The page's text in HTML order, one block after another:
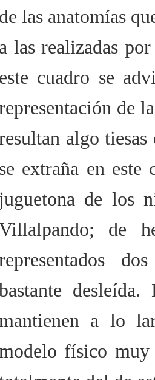
de las anatomías
a las realizadas
este cuadro se
de
algo
se extraña en
juguetona de los
de
a lo
físico muy